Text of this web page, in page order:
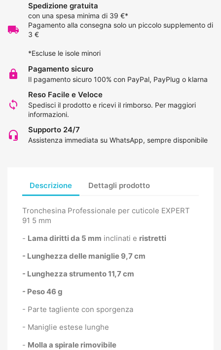
local_shipping
Spedizione gratuita
con una spesa minima di 39 €*
Pagamento alla consegna solo un piccolo supplemento di
3 €
*Escluse le isole minori
lock Pagamento sicuro
Il pagamento sicuro 100% con PayPal, PayPlug o klarna
loop
Reso Facile e Veloce
Spedisci il prodotto e ricevi il rimborso. Per maggiori
informazioni.
headset_mic Supporto 24/7
Assistenza immediata su WhatsApp, sempre disponibile
Descrizione Dettagli prodotto
Tronchesina Professionale per cuticole EXPERT
91 5 mm
- Lama diritti da 5 mm inclinati e ristretti
- Lunghezza delle maniglie 9,7 cm
- Lunghezza strumento 11,7 cm
- Peso 46 g
- Parte tagliente con sporgenza
- Maniglie estese lunghe
- Molla a spirale rimovibile